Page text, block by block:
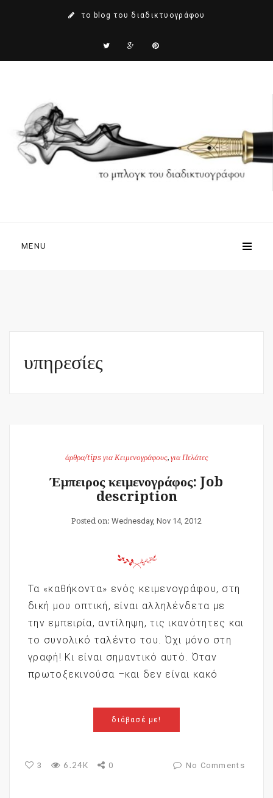
το blog του διαδικτυογράφου
MENU
υπηρεσίες
άρθρα/tips για Κειμενογράφους, για Πελάτες
Έμπειρος κειμενογράφος: Job
description
Posted on: Wednesday, Nov 14, 2012
Τα «καθήκοντα» ενός κειμενογράφου, στη
δική μου οπτική, είναι αλληλένδετα με
την εμπειρία, αντίληψη, τις ικανότητες και
το συνολικό ταλέντο του. Όχι μόνο στη
γραφή! Κι είναι σημαντικό αυτό. Όταν
πρωτοξεκινούσα –και δεν είναι κακό
διάβασέ με!
3 6.24K 0 No Comments